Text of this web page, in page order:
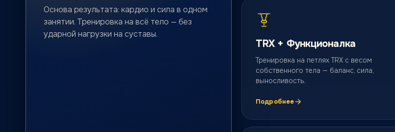
Основа результата: кардио и сила в одном
занятии. Тренировка на всё тело — без
ударной нагрузки на суставы.
TRX + Функционалка
Тренировка на петлях TRX с весом
собственного тела — баланс, сила,
выносливость.
Подробнее